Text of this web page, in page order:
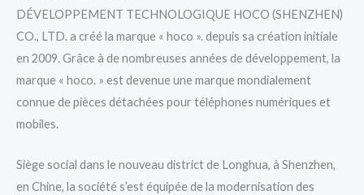
DÉVELOPPEMENT TECHNOLOGIQUE HOCO (SHENZHEN)
CO., LTD. a créé la marque « hoco ». depuis sa création initiale
en 2009. Grâce à de nombreuses années de développement, la
marque « hoco. » est devenue une marque mondialement
connue de pièces détachées pour téléphones numériques et
mobiles.
Siège social dans le nouveau district de Longhua, à Shenzhen,
en Chine, la société s’est équipée de la modernisation des